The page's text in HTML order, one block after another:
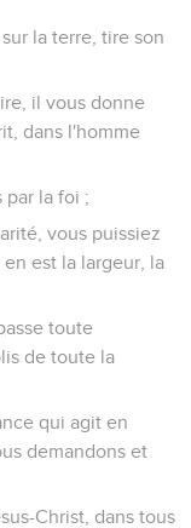
la terre, tire son
il vous donne
dans l'homme
par la foi ;
vous puissiez
est la largeur, la
toute
de toute la
qui agit en
demandons et
Christ, dans tous